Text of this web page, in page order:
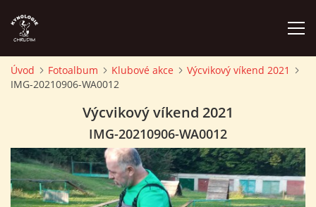
ÚVOD
ZÁVODY A PROPOZICE
Úvod Fotoalbum Klubové akce
Výcvikový víkend 2021
IMG-20210906-WA0012
Výcvikový víkend 2021
IMG-20210906-WA0012